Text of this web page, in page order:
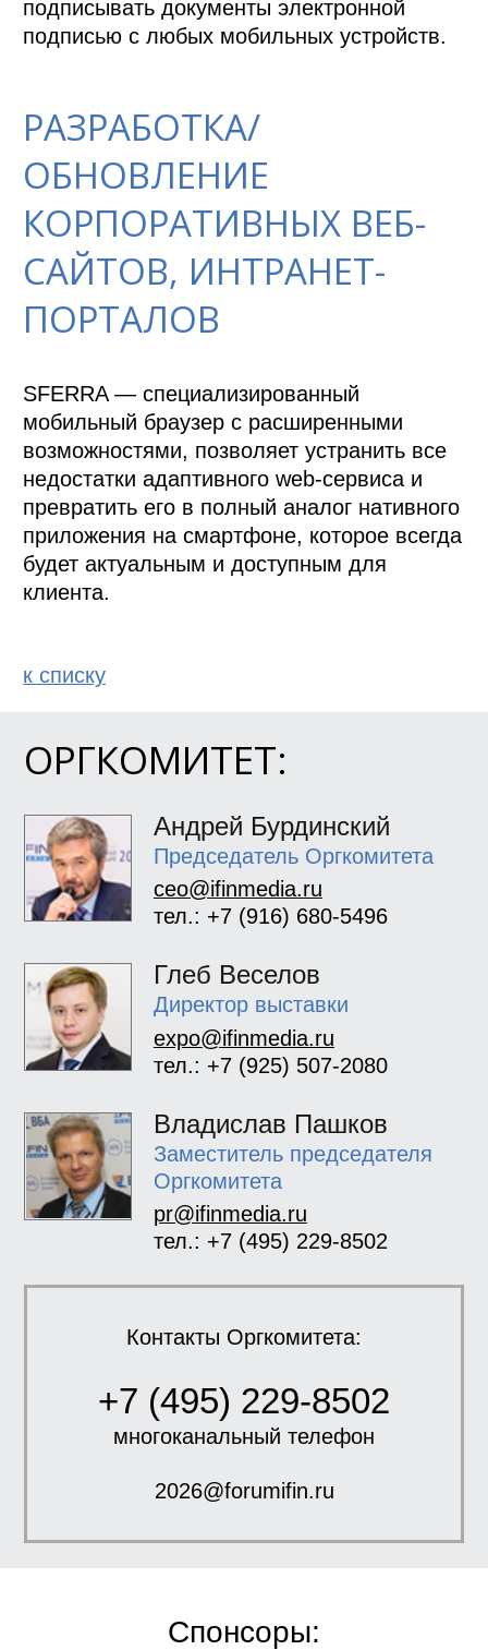
ОРГКОМИТЕТ:
Андрей Бурдинский
Председатель Оргкомитета
ceo@ifinmedia.ru
тел.: +7 (916) 680-5496
Глеб Веселов
Директор выставки
expo@ifinmedia.ru
тел.: +7 (925) 507-2080
Владислав Пашков
Заместитель председателя
Оргкомитета
pr@ifinmedia.ru
тел.: +7 (495) 229-8502
Контакты Оргкомитета:
+7 (495) 229-8502
многоканальный телефон
2026@forumifin.ru
подписывать документы электронной
подписью с любых мобильных устройств.
РАЗРАБОТКА/
ОБНОВЛЕНИЕ
КОРПОРАТИВНЫХ ВЕБ-
САЙТОВ, ИНТРАНЕТ-
ПОРТАЛОВ
SFERRA — специализированный
мобильный браузер с расширенными
возможностями, позволяет устранить все
недостатки адаптивного web-сервиса и
превратить его в полный аналог нативного
приложения на смартфоне, которое всегда
будет актуальным и доступным для
клиента.
к спиcку
Спонсоры: